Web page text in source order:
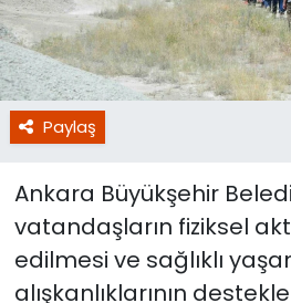
Paylaş
Ankara Büyükşehir
vatandaşların fiziksel
edilmesi ve sağlıklı
alışkanlıklarının